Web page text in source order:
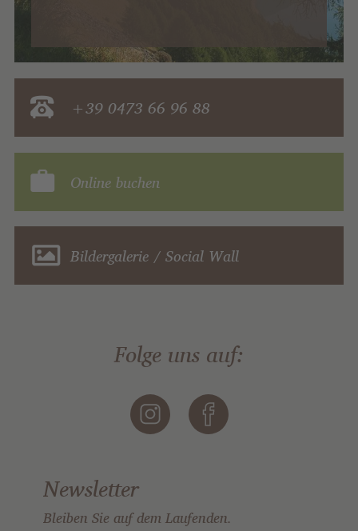
+39 0473 66 96 88
Online buchen
Bildergalerie / Social Wall
Folge uns auf:
Newsletter
Bleiben Sie auf dem Laufenden.